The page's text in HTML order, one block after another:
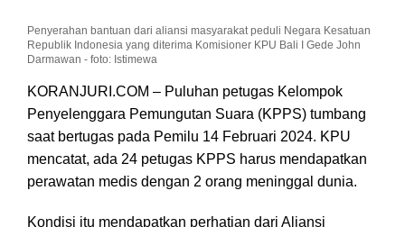
Penyerahan bantuan dari aliansi masyarakat peduli Negara Kesatuan
Republik Indonesia yang diterima Komisioner KPU Bali I Gede John
Darmawan - foto: Istimewa
KORANJURI.COM – Puluhan petugas Kelompok
Penyelenggara Pemungutan Suara (KPPS) tumbang
saat bertugas pada Pemilu 14 Februari 2024. KPU
mencatat, ada 24 petugas KPPS harus mendapatkan
perawatan medis dengan 2 orang meninggal dunia.
Kondisi itu mendapatkan perhatian dari Aliansi